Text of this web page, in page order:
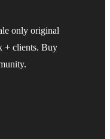
only original
+ clients. Buy